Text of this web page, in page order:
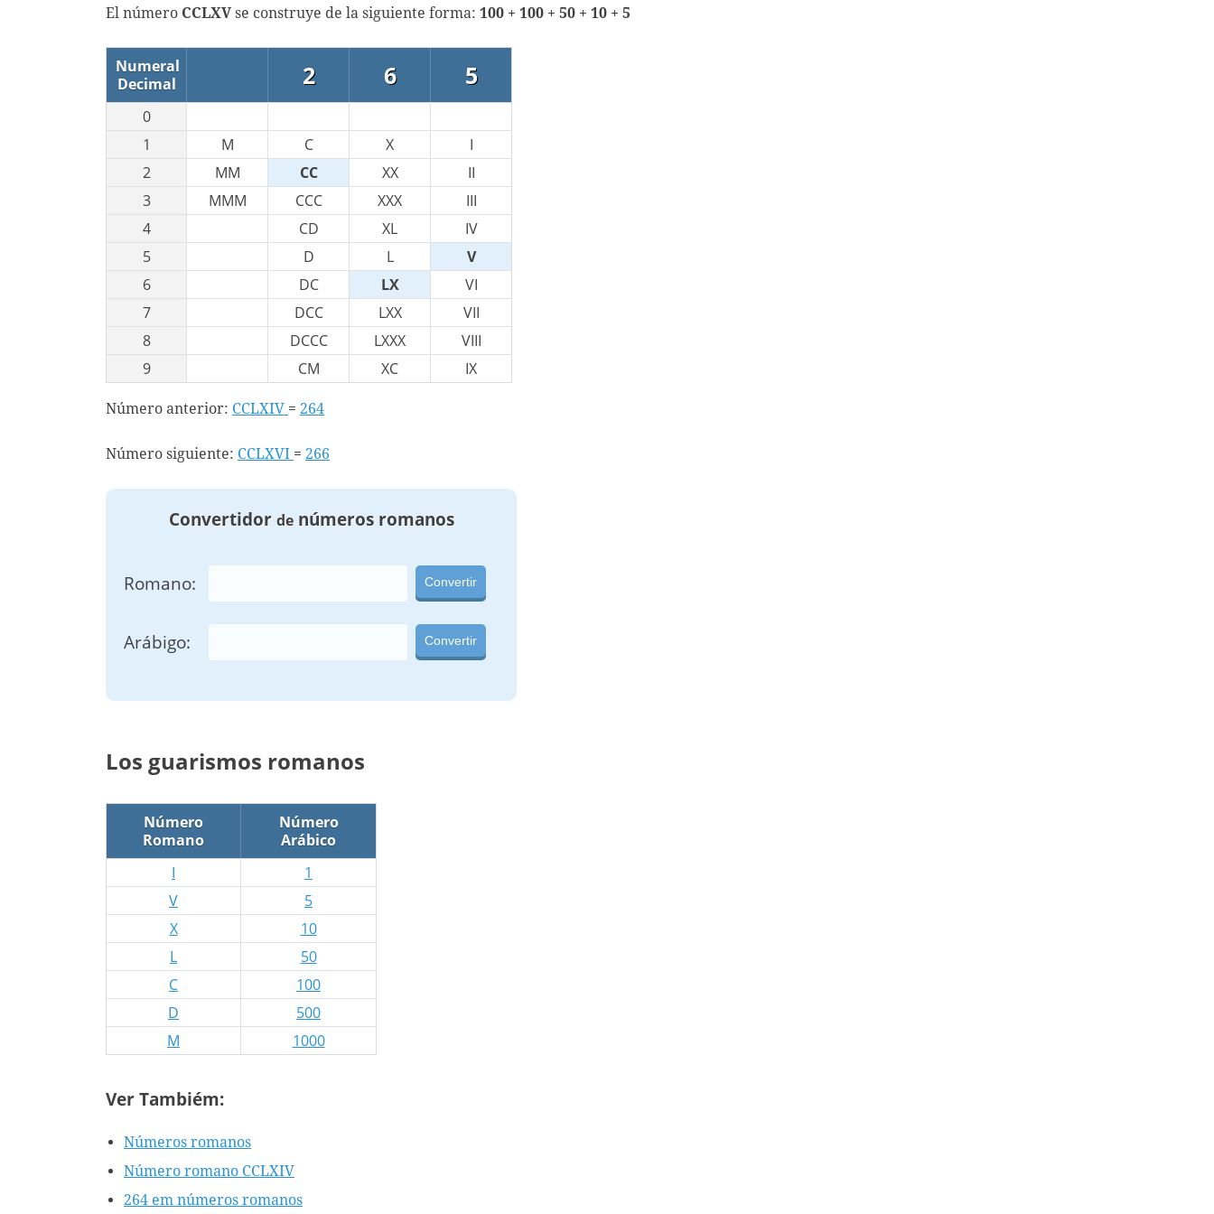
El número CCLXVse construye de la siguiente forma: 100 + 100 + 50 + 10 + 5
Numeral
Decimal
2 6 5
0
1
M C X
I
2
MM CC XX
II
3
MMM CCC XXX
III
4
CD XL
IV
5
D L
V
6
DC LX
VI
7
DCC LXX
VII
8
DCCC LXXX
VIII
9
CM XC IX
Número anterior: CCLXIV = 264
Número siguiente: CCLXVI = 266
Convertidor denúmeros romanos
Romano: Convertir
Arábigo: Convertir
Los guarismos romanos
Número
Romano
Número
Arábico
I
1
V
5
X
10
L
50
C
100
D
500
M
1000
Ver Tambiém:
Números romanos
Número romano CCLXIV
264 em números romanos